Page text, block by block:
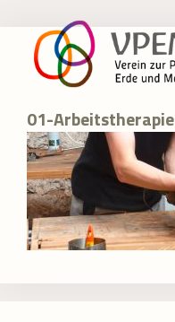
Inhalt
springen
01-Arbeitstherapie